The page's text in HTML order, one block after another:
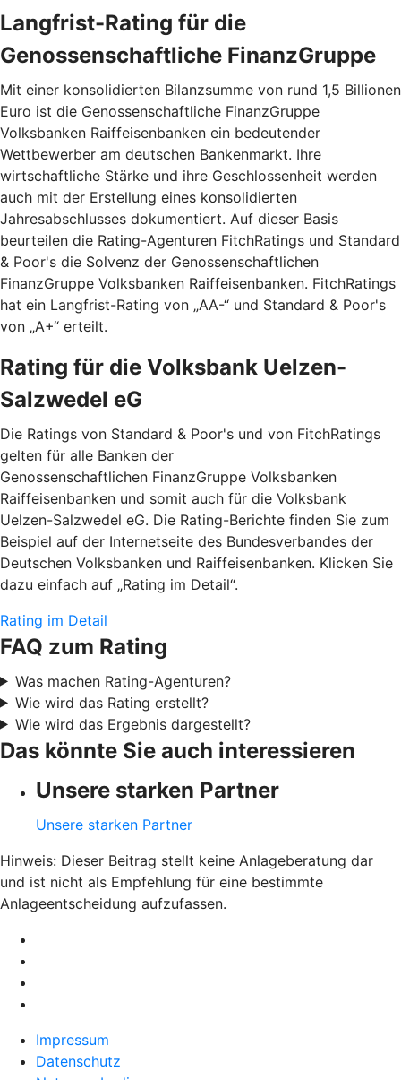
Langfrist-Rating für die
Genossenschaftliche FinanzGruppe
Mit einer konsolidierten Bilanzsumme von rund 1,5 Billionen
Euro ist die Genossenschaftliche FinanzGruppe
Volksbanken Raiffeisenbanken ein bedeutender
Wettbewerber am deutschen Bankenmarkt. Ihre
wirtschaftliche Stärke und ihre Geschlossenheit werden
auch mit der Erstellung eines konsolidierten
Jahresabschlusses dokumentiert. Auf dieser Basis
beurteilen die Rating-Agenturen FitchRatings und Standard
& Poor's die Solvenz der Genossenschaftlichen
FinanzGruppe Volksbanken Raiffeisenbanken. FitchRatings
hat ein Langfrist-Rating von „AA-“ und Standard & Poor's
von „A+“ erteilt.
Rating für die Volksbank Uelzen-
Salzwedel eG
Die Ratings von Standard & Poor's und von FitchRatings
gelten für alle Banken der
Genossenschaftlichen FinanzGruppe Volksbanken
Raiffeisenbanken und somit auch für die Volksbank
Uelzen-Salzwedel eG. Die Rating-Berichte finden Sie zum
Beispiel auf der Internetseite des Bundesverbandes der
Deutschen Volksbanken und Raiffeisenbanken. Klicken Sie
dazu einfach auf „Rating im Detail“.
Rating im Detail
FAQ zum Rating
Was machen Rating-Agenturen?
Wie wird das Rating erstellt?
Wie wird das Ergebnis dargestellt?
Das könnte Sie auch interessieren
Unsere starken Partner
Unsere starken Partner
Hinweis: Dieser Beitrag stellt keine Anlageberatung dar
und ist nicht als Empfehlung für eine bestimmte
Anlageentscheidung aufzufassen.
Impressum
Datenschutz